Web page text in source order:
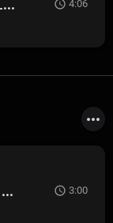
4:06
[$10] "Respect My Crypn" Blueface Sample Drill Beat prod. thunder beatz 3:00